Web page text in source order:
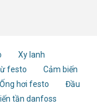
Xy lanh
festo
Cảm biến
Ống hơi festo
Đầu
tần danfoss